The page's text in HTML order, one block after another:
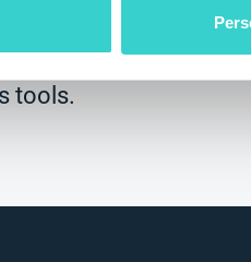
all companies,
through a new
tools.